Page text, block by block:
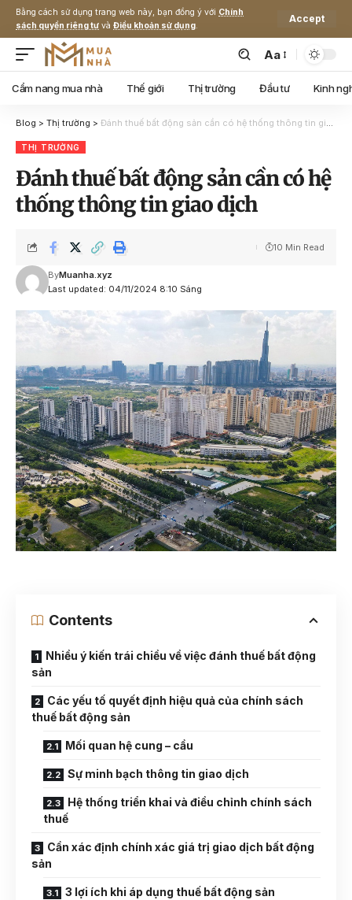
Bằng cách sử dụng trang web này, bạn đồng ý với Chính
sách quyền riêng tư và Điều khoản sử dụng.
Accept
Aa
Cẩm nang mua nhà Thế giới Thị trường Đầu tư Kinh
Blog > Thị trường > Đánh thuế bất động sản cần có hệ thống thông tin giao dịch
THỊ TRƯỜNG
Đánh thuế bất động sản cần có hệ
thống thông tin giao dịch
Last updated: 04/11/2024 8:10 Sáng
ByMuanha.xyz
10 Min Read
Contents
Nhiều ý kiến trái chiều về việc đánh thuế bất động
sản
Các yếu tố quyết định hiệu quả của chính sách
thuế bất động sản
Mối quan hệ cung – cầu
Sự minh bạch thông tin giao dịch
Hệ thống triển khai và điều chỉnh chính sách
thuế
Cần xác định chính xác giá trị giao dịch bất động
sản
3 lợi ích khi áp dụng thuế bất động sản